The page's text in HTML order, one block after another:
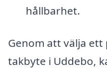
hållbarhet.
Genom att välja
takbyte i Uddebo,